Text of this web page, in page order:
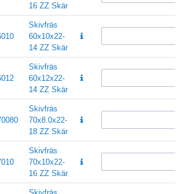
16 ZZ Skär
Skivfräs
60x10x22-
14 ZZ Skär
Skivfräs
60x12x22-
14 ZZ Skär
Skivfräs
70x8.0x22-
18 ZZ Skär
Skivfräs
70x10x22-
16 ZZ Skär